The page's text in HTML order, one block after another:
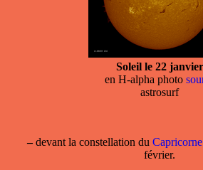
Soleil le 22 janvier
en H-alpha photo
astrosurf
–devant la constellation du Capricorne
février.